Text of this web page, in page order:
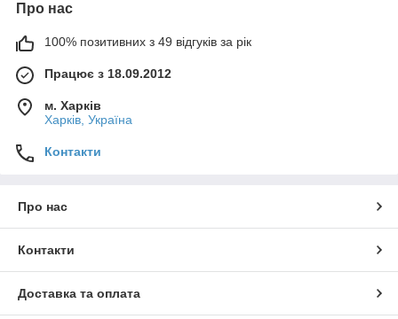
Про нас
100% позитивних з 49 відгуків за рік
Працює з 18.09.2012
м. Харків
Харків, Україна
Контакти
Про нас
Контакти
Доставка та оплата